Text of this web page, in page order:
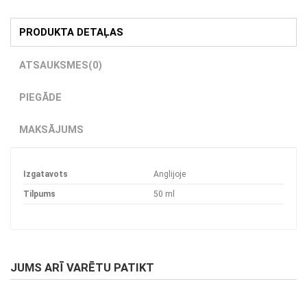
PRODUKTA DETAĻAS
ATSAUKSMES(0)
PIEGĀDE
MAKSĀJUMS
Izgatavots Anglijoje
Tilpums 50 ml
JUMS ARĪ VARĒTU PATIKT